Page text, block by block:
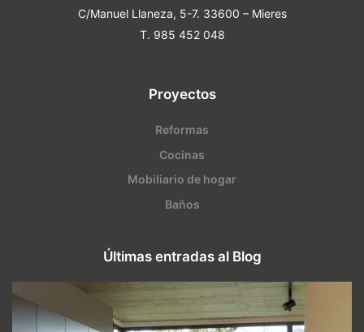
C/Manuel Llaneza, 5-7. 33600 – Mieres
T. 985 452 048
Proyectos
Reformas
Cocinas
Mobiliario de hogar
Baños
Últimas entradas al Blog